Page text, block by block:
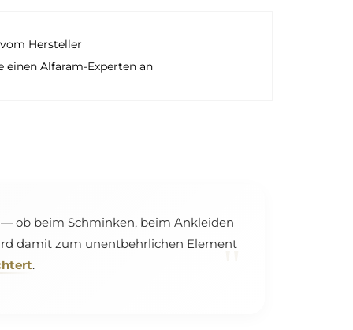
Hersteller
einen Alfaram-Experten an
ob beim Schminken, beim Ankleiden
damit zum unentbehrlichen Element
. "